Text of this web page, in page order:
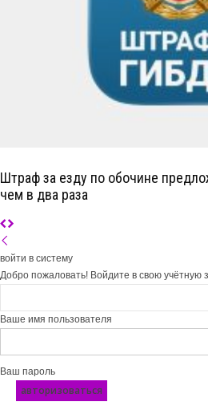
Штраф за езду по обочине
чем в два раза
войти в систему
Добро пожаловать! Войдите в свою учётную
Ваше имя пользователя
Ваш пароль